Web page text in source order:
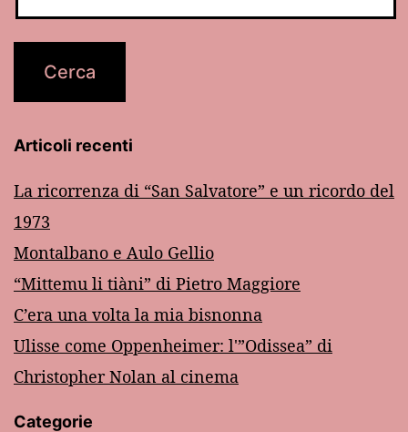
Articoli recenti
La ricorrenza di “San Salvatore” e un ricordo del
1973
Montalbano e Aulo Gellio
“Mittemu li tiàni” di Pietro Maggiore
C’era una volta la mia bisnonna
Ulisse come Oppenheimer: l'”Odissea” di
Christopher Nolan al cinema
Categorie